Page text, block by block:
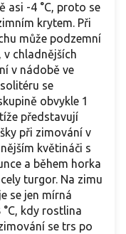
asi -4 °C, proto se
krytem. Při
může podzemní
v chladnějších
v nádobě ve
se
obvykle 1
představují
při zimování v
květináči s
a během horka
turgor. Na zimu
se jen mírná
kdy rostlina
se trs po